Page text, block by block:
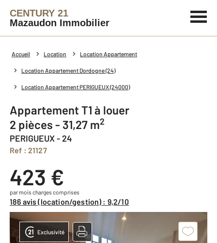
CENTURY 21
Mazaudon Immobilier
Accueil Location Location Appartement
Location Appartement Dordogne (24)
Location Appartement PERIGUEUX (24000)
Appartement T1 à louer
2 pièces - 31,27 m2
PERIGUEUX - 24
Ref : 21127
423 €
par mois charges comprises
186 avis (location/gestion) : 9,2/10
Exclusivité